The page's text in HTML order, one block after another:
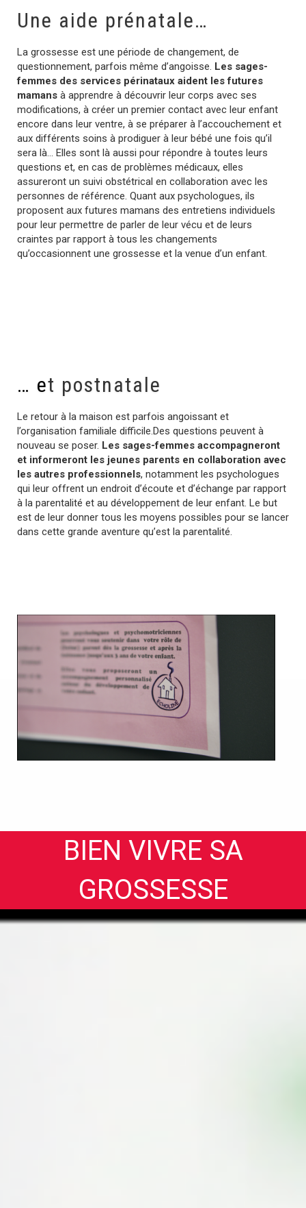
Une aide prénatale…
La grossesse est une période de changement, de
questionnement, parfois même d’angoisse. Les sages-
femmes des services périnataux aident les futures
mamans à apprendre à découvrir leur corps avec ses
modifications, à créer un premier contact avec leur enfant
encore dans leur ventre, à se préparer à l’accouchement et
aux différents soins à prodiguer à leur bébé une fois qu’il
sera là… Elles sont là aussi pour répondre à toutes leurs
questions et, en cas de problèmes médicaux, elles
assureront un suivi obstétrical en collaboration avec les
personnes de référence. Quant aux psychologues, ils
proposent aux futures mamans des entretiens individuels
pour leur permettre de parler de leur vécu et de leurs
craintes par rapport à tous les changements
qu’occasionnent une grossesse et la venue d’un enfant.
… et postnatale
Le retour à la maison est parfois angoissant et
l’organisation familiale difficile.Des questions peuvent à
nouveau se poser. Les sages-femmes accompagneront
et informeront les jeunes parents en collaboration avec
les autres professionnels, notamment les psychologues
qui leur offrent un endroit d’écoute et d’échange par rapport
à la parentalité et au développement de leur enfant. Le but
est de leur donner tous les moyens possibles pour se lancer
dans cette grande aventure qu’est la parentalité.
BIEN VIVRE SA
GROSSESSE